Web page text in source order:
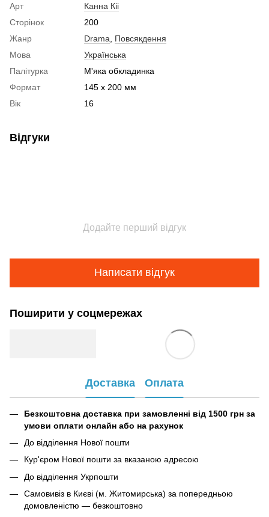
Арт
Канна Кіі
Сторінок
200
Жанр
Drama
Повсякдення
Мова
Українська
Палітурка
М'яка обкладинка
Формат
145 x 200 мм
Вік
16
Відгуки
Додайте перший відгук
Написати відгук
Поширити у соцмережах
Доставка Оплата
Безкоштовна доставка при замовленні від 1500 грн за
умови оплати онлайн або на рахунок
До відділення Нової пошти
Кур'єром Нової пошти за вказаною адресою
До відділення Укрпошти
Самовивіз в Києві (м. Житомирська) за попередньою
домовленістю — безкоштовно